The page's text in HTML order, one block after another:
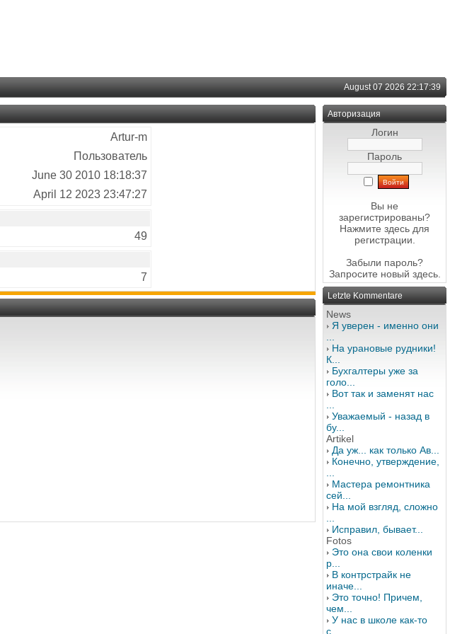
August 07 2026 22:17:39
Artur-m
Пользователь
June 30 2010 18:18:37
April 12 2023 23:47:27
49
7
Авторизация
Логин
Пароль
Вы не
зарегистрированы?
Нажмите здесь для
регистрации.
Забыли пароль?
Запросите новый здесь.
Letzte Kommentare
News
Я уверен - именно они
На урановые рудники!
К...
Бухгалтеры уже за
голо...
Вот так и заменят нас
Уважаемый - назад в
бу...
Artikel
Да уж... как только Ав...
Конечно, утверждение,
Мастера ремонтника
сей...
На мой взгляд, сложно
Исправил, бывает...
Fotos
Это она свои коленки
р...
В контрстрайк не
иначе...
Это точно! Причем,
чем...
У нас в школе как-то
с...